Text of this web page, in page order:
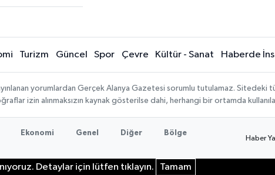
Turizm Güncel Spor Çevre Kültür - Sanat Haberde
yorumlardan Gerçek Alanya Gazetesi sorumlu tutulamaz. Sitedeki
izin alınmaksızın kaynak gösterilse dahi, herhangi bir ortamda
Ekonomi Genel Diğer Bölge
Haber
Detaylar için lütfen tıklayın. Tamam